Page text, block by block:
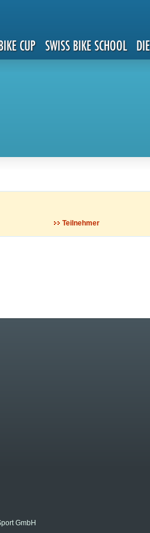
CUP SWISS BIKE SCHOOL
Teilnehmer
GmbH